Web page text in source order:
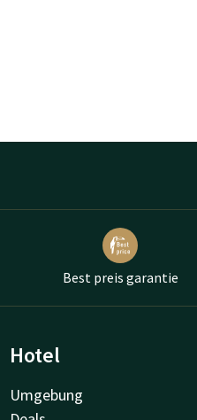
Best preis garantie
Hotel
Umgebung